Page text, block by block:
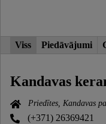
Viss Piedāvājumi
Kandavas
Priedītes, Kandavas
(+371) 26369421